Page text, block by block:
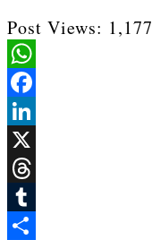
Post Views: 1,177
WhatsApp
Facebook
LinkedIn
X
Threads
Tumblr